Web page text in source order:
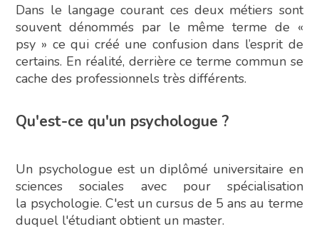
Dans le langage courant ces deux métiers sont
souvent dénommés par le même terme de «
psy » ce qui créé une confusion dans l’esprit de
certains. En réalité, derrière ce terme commun se
cache des professionnels très différents.
Qu'est-ce qu'un psychologue ?
Un psychologue est un diplômé universitaire en
sciences sociales avec pour spécialisation
la psychologie. C'est un cursus de 5 ans au terme
duquel l'étudiant obtient un master.